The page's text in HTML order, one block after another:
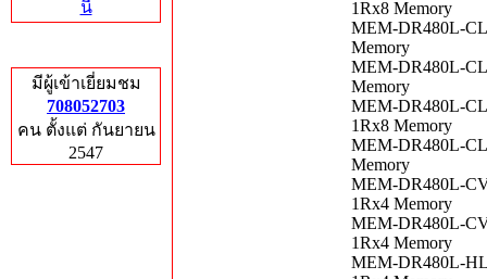
นี่
มีผู้เข้าเยี่ยมชม
708052703
คน ตั้งแต่ กันยายน
2547
1Rx8 Memory
MEM-DR480L-
Memory
MEM-DR480L-
Memory
MEM-DR480L-
1Rx8 Memory
MEM-DR480L-
Memory
MEM-DR480L-
1Rx4 Memory
MEM-DR480L-
1Rx4 Memory
MEM-DR480L-